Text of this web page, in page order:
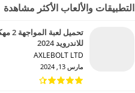
التطبيقات والألعاب الأكثر مشاهدة
تحميل لعبة
للاندرويد 2024
AXLEBOLT LTD‏
مارس 13, 2024